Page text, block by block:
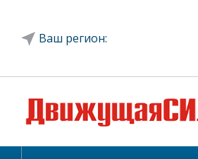
Ваш регион: